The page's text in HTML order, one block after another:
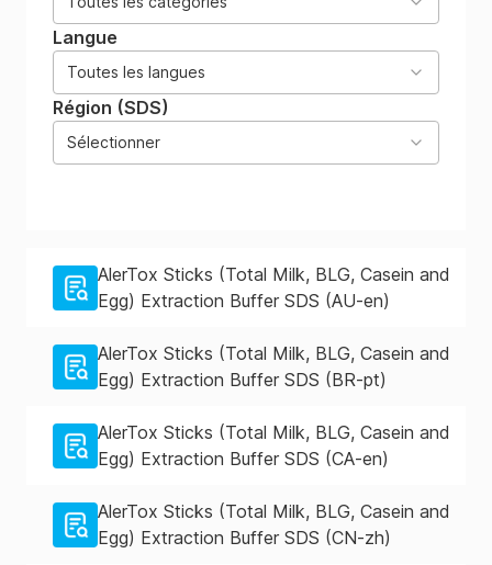
Langue
Toutes les langues
Région (SDS)
Sélectionner
AlerTox Sticks (Total Milk, BLG, Casein and
Egg) Extraction Buffer SDS (AU-en)
AlerTox Sticks (Total Milk, BLG, Casein and
Egg) Extraction Buffer SDS (BR-pt)
AlerTox Sticks (Total Milk, BLG, Casein and
Egg) Extraction Buffer SDS (CA-en)
AlerTox Sticks (Total Milk, BLG, Casein and
Egg) Extraction Buffer SDS (CN-zh)